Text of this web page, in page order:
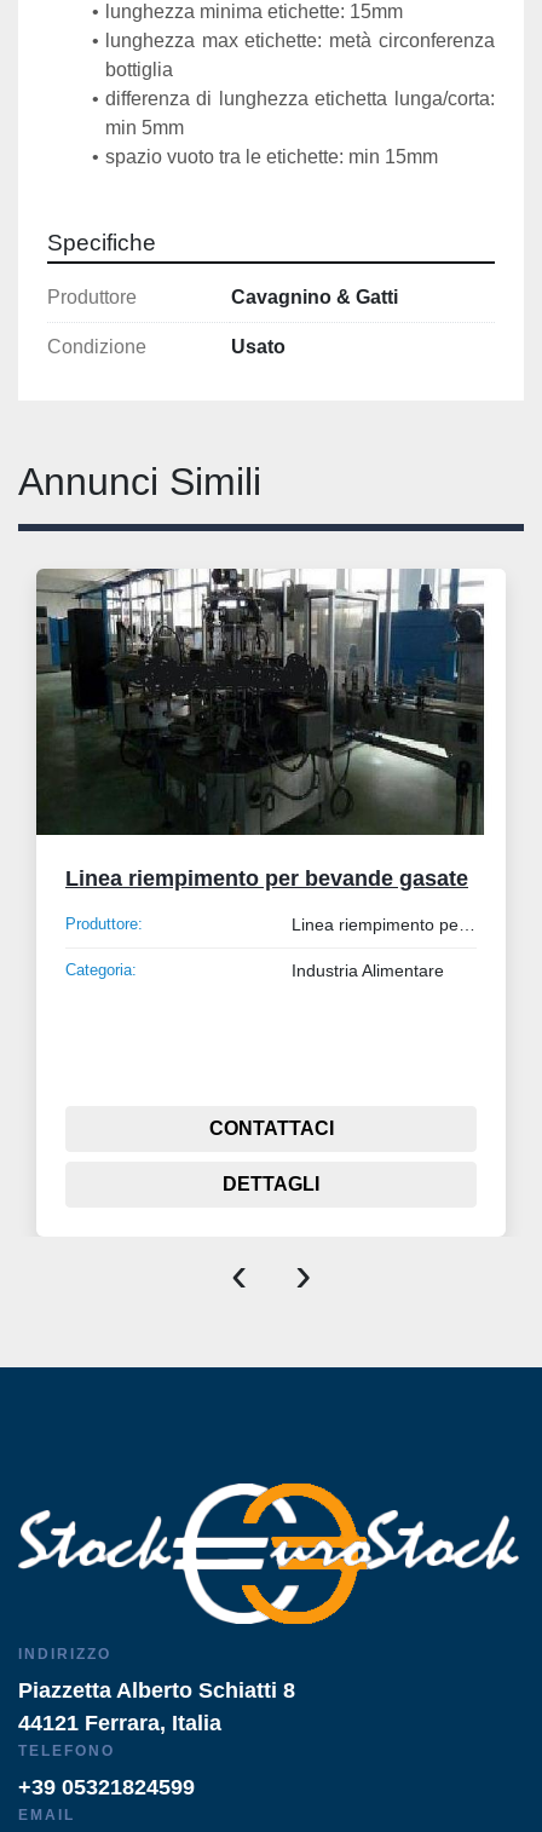
lunghezza minima etichette: 15mm
lunghezza max etichette: metà circonferenza
bottiglia
differenza di lunghezza etichetta lunga/corta:
min 5mm
spazio vuoto tra le etichette: min 15mm
Specifiche
Produttore Cavagnino & Gatti
Condizione Usato
Annunci Simili
Linea riempimento per bevande gasate
Produttore:
Categoria: Industria Alimentare
CONTATTACI
DETTAGLI
‹ ›
INDIRIZZO
Piazzetta Alberto Schiatti 8
44121 Ferrara, Italia
TELEFONO
+39 05321824599
EMAIL